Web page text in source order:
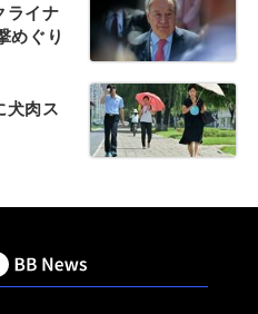
ライナ
めぐり
犬肉ス